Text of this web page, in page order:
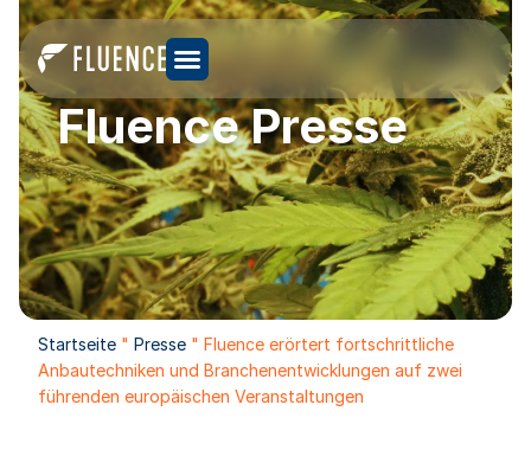
Fluence Presse
Startseite " Presse " Fluence erörtert fortschrittliche
Anbautechniken und Branchenentwicklungen auf zwei
führenden europäischen Veranstaltungen